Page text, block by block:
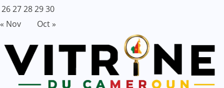
2627282930
« Nov
Oct »